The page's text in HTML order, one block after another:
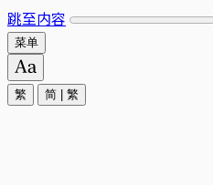
跳至内容
菜单
繁 简 繁